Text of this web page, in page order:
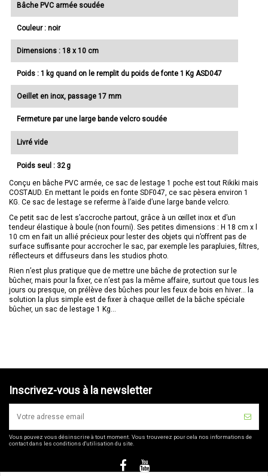
Bâche PVC armée soudée
Couleur : noir
Dimensions : 18 x 10 cm
Poids : 1 kg quand on le remplit du poids de fonte 1 Kg ASD047
Oeillet en inox, passage 17 mm
Fermeture par une large bande velcro soudée
Livré vide
Poids seul : 32 g
Conçu en bâche PVC armée, ce sac de lestage 1 poche est tout Rikiki mais
COSTAUD. En mettant le poids en fonte SDF047, ce sac pèsera environ 1
KG. Ce sac de lestage se referme à l’aide d’une large bande velcro.
Ce petit sac de lest s’accroche partout, grâce à un œillet inox et d’un
tendeur élastique à boule (non fourni). Ses petites dimensions : H 18 cm x l
10 cm en fait un allié précieux pour lester des objets qui n’offrent pas de
surface suffisante pour accrocher le sac, par exemple les parapluies, filtres,
réflecteurs et diffuseurs dans les studios photo.
Rien n’est plus pratique que de mettre une bâche de protection sur le
bûcher, mais pour la fixer, ce n’est pas la même affaire, surtout que tous les
jours ou presque, on prélève des bûches pour les feux de bois en hiver… la
solution la plus simple est de fixer à chaque œillet de la bâche spéciale
bûcher, un sac de lestage 1 Kg…
Inscrivez-vous à la newsletter
Vous pouvez vous désinscrire à tout moment. Vous trouverez pour cela nos informations de
contact dans les conditions d'utilisation du site.